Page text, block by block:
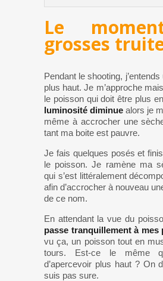
Le
grosses
Pendant le shooting,
plus haut. Je m’approche
le poisson qui doit être plus
luminosité diminue alors je
même à accrocher une
tant ma boite est pauvre.
Je fais quelques posés et
le poisson. Je ramène ma
qui s’est littéralement
afin d’accrocher à nouveau
de ce nom.
En attendant la vue du
passe tranquillement à mes
vu ça, un poisson tout en
tours. Est-ce le même
d’apercevoir plus haut ? On
suis pas sure.